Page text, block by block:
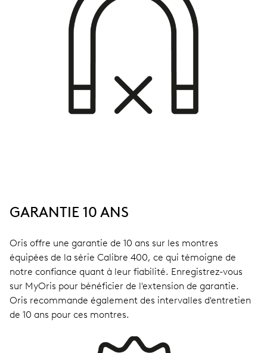
GARANTIE 10 ANS
Oris offre une garantie de 10 ans sur les montres
équipées de la série Calibre 400, ce qui témoigne de
notre confiance quant à leur fiabilité. Enregistrez-vous
sur MyOris pour bénéficier de l'extension de garantie.
Oris recommande également des intervalles d'entretien
de 10 ans pour ces montres.